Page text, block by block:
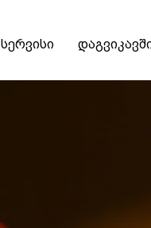
სერვისი